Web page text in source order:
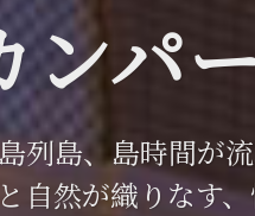
ンパ
列島、島時間が
自然が織りなす